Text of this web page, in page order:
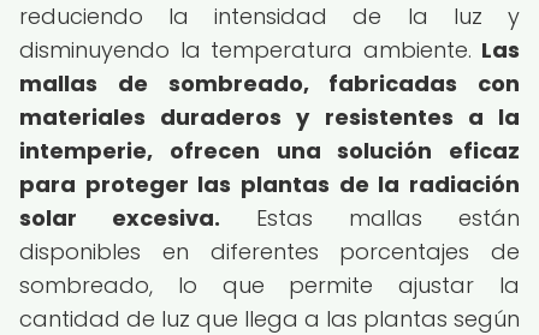
reduciendo la intensidad de la luz y
disminuyendo la temperatura ambiente. Las
mallas de sombreado, fabricadas con
materiales duraderos y resistentes a la
intemperie, ofrecen una solución eficaz
para proteger las plantas de la radiación
solar excesiva. Estas mallas están
disponibles en diferentes porcentajes de
sombreado, lo que permite ajustar la
cantidad de luz que llega a las plantas según